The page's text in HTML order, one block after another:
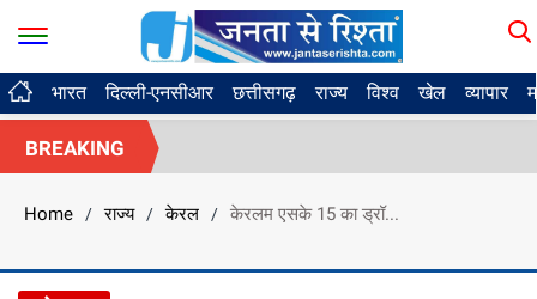
भारत दिल्ली-एनसीआर छत्तीसगढ़ राज्य विश्व खेल व्यापार
BREAKING
Home / राज्य / केरल / केरलम एसके 15 का ड्रॉ...